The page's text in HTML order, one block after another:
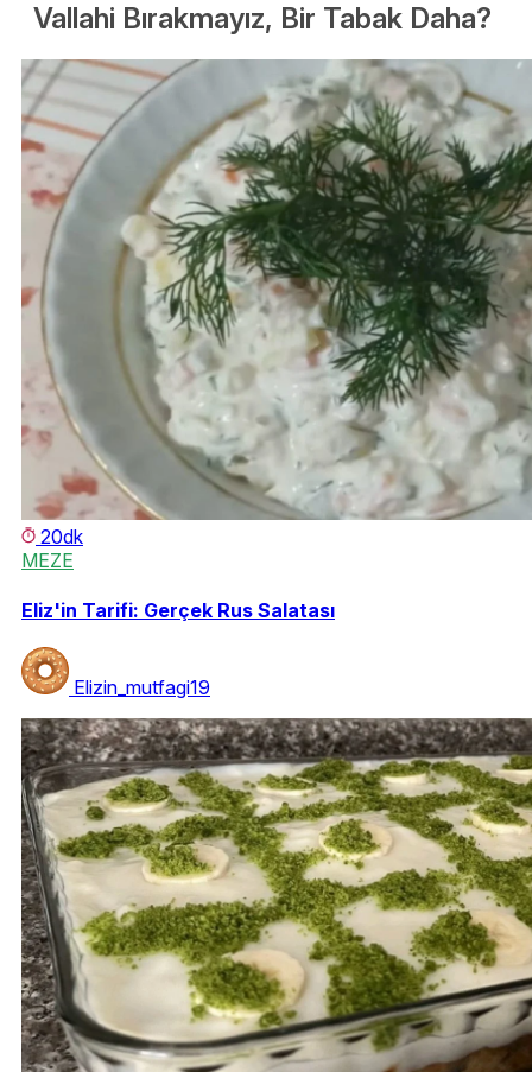
Vallahi Bırakmayız, Bir Tabak Daha?
20dk
MEZE
Eliz'in Tarifi: Gerçek Rus Salatası
Elizin_mutfagi19